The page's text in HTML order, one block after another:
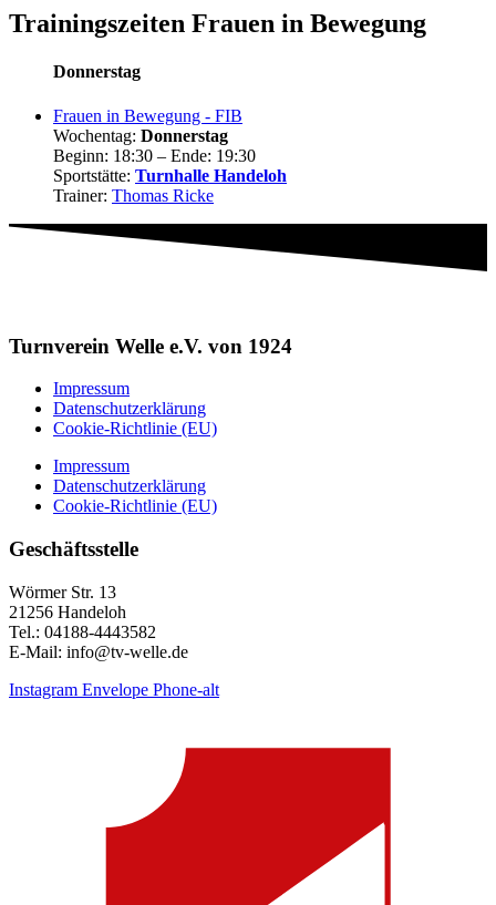
Trainingszeiten Frauen in Bewegung
Donnerstag
Frauen in Bewegung - FIB
Wochentag: Donnerstag
Beginn: 18:30 – Ende: 19:30
Sportstätte: Turnhalle Handeloh
Trainer: Thomas Ricke
Turnverein Welle e.V. von 1924
Impressum
Datenschutzerklärung
Cookie-Richtlinie (EU)
Impressum
Datenschutzerklärung
Cookie-Richtlinie (EU)
Geschäftsstelle
Wörmer Str. 13
21256 Handeloh
Tel.: 04188-4443582
E-Mail: info@tv-welle.de
Instagram Envelope Phone-alt